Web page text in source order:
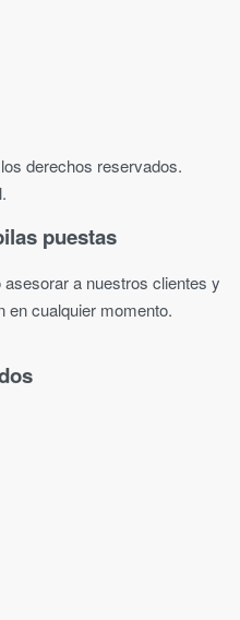
derechos reservados.
puestas
a nuestros clientes y
en cualquier momento.